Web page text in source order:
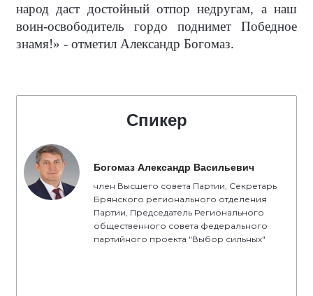
народ даст достойный отпор недругам, а наш
воин-освободитель гордо поднимет Победное
знамя!» - отметил Александр Богомаз.
Спикер
Богомаз Александр Васильевич
член Высшего совета Партии, Секретарь
Брянского регионального отделения
Партии, Председатель Регионального
общественного совета федерального
партийного проекта "Выбор сильных"